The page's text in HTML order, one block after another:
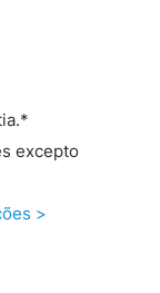
excepto
>